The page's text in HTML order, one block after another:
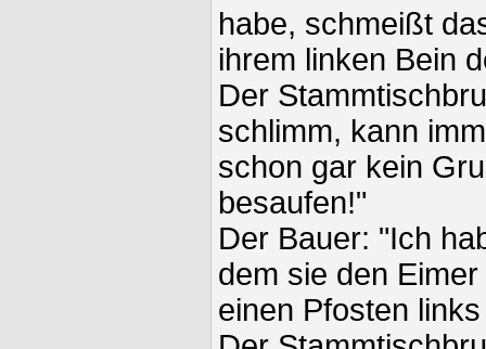
habe, schmeißt
ihrem linken Bein
Der
schlimm, kann
schon gar kein
besaufen!"
Der Bauer: "Ich
dem sie den
einen Pfosten